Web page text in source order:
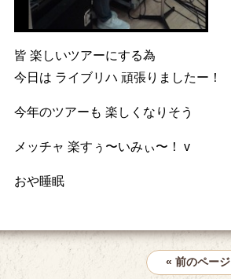
皆 楽しいツアーにする為
今日は ライブリハ 頑張りましたー！
今年のツアーも 楽しくなりそう
メッチャ 楽すぅ〜いみぃ〜！ v
おや睡眠
« 前のページ